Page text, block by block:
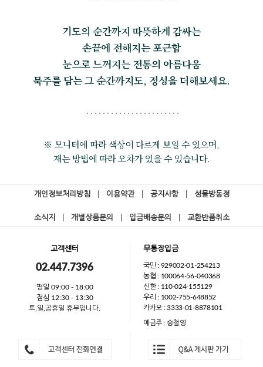
기도의 순간까지 따뜻하게 감싸는
손끝에 전해지는 포근함
눈으로 느껴지는 전통의 아름다움
묵주를 담는 그 순간까지도, 정성을 더해보세요.
※ 모니터에 따라 색상이 다르게 보일 수 있으며,
재는 방법에 따라 오차가 있을 수 있습니다.
개인정보처리방침 이용약관 공지사항 성물방동정
소식지 개별상품문의 입금배송문의 교환반품취소
고객센터
02.447.7396
평일 09:00 - 18:00
점심 12:30 - 13:30
토,일,공휴일 휴무입니다.
무통장입금
국민 : 929002-01-254213
농협 : 100064-56-040368
신한 : 110-024-155129
우리 : 1002-755-648852
카카오 : 3333-01-8878101
예금주 : 송철영